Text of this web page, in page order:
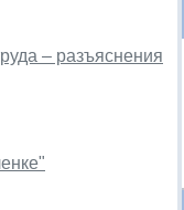
– разъяснения